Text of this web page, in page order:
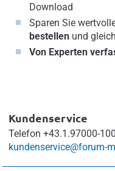
Download
Sparen Sie
bestellenund
Von Experten
Kundenservice
Telefon +43.1.97000-100
kundenservice@forum-